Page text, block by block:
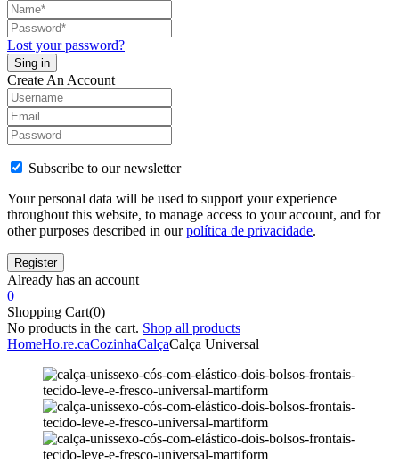
Lost your password?
Create An Account
Subscribe to our newsletter
Your personal data will be used to support your experience
throughout this website, to manage access to your account, and for
other purposes described in ourpolítica de privacidade.
Already has an account
0
Shopping Cart(0)
No products in the cart. Shop all products
HomeHo.re.caCozinhaCalçaCalça Universal